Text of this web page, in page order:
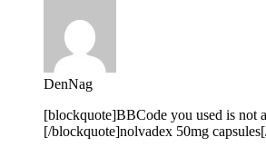
DenNag
[blockquote]BBCode you used is not
[/blockquote]nolvadex 50mg